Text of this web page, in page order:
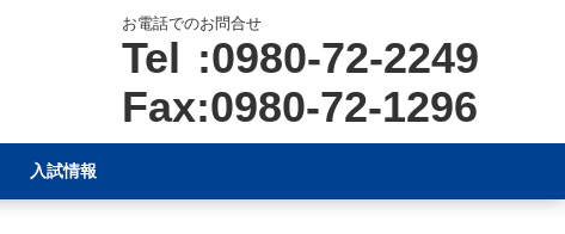
お電話でのお問合せ
Tel :0980-72-2249
Fax:0980-72-1296
入試情報